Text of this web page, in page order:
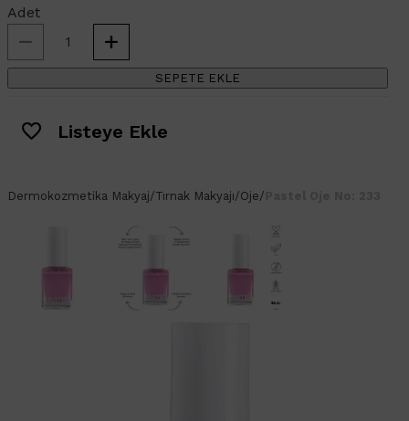
Adet
SEPETE EKLE
Listeye Ekle
Dermokozmetika Makyaj/Tırnak Makyajı/Oje/